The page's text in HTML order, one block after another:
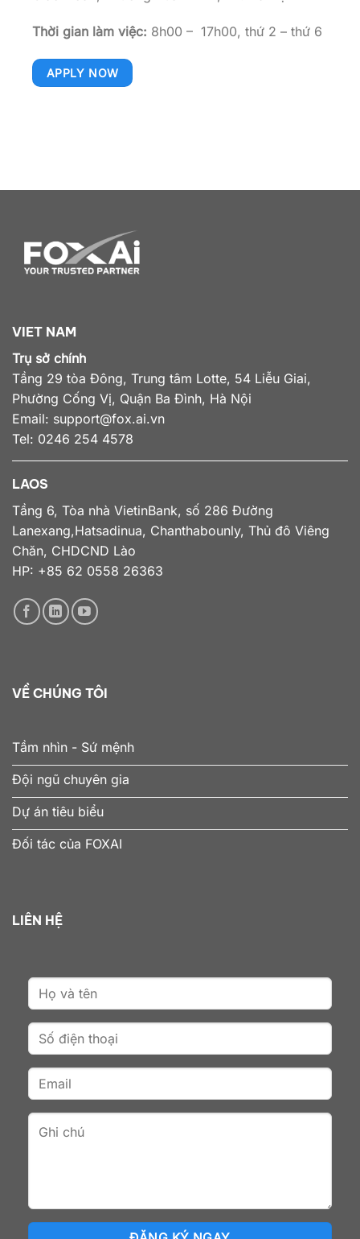
Thời gian làm việc: 8h00 – 17h00, thứ 2 – thứ 6
APPLY NOW
VIET NAM
Trụ sở chính
Tầng 29 tòa Đông, Trung tâm Lotte, 54 Liễu Giai,
Phường Cống Vị, Quận Ba Đình, Hà Nội
Email: support@fox.ai.vn
Tel: 0246 254 4578
LAOS
Tầng 6, Tòa nhà VietinBank, số 286 Đường
Lanexang,Hatsadinua, Chanthabounly, Thủ đô Viêng
Chăn, CHDCND Lào
HP: +85 62 0558 26363
VỀ CHÚNG TÔI
Tầm nhìn - Sứ mệnh
Đội ngũ chuyên gia
Dự án tiêu biểu
Đối tác của FOXAI
LIÊN HỆ